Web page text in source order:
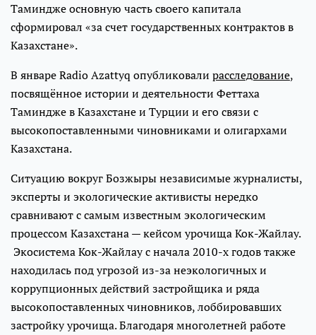
Таминдже основную часть своего капитала
сформировал «за счет государственных контрактов в
Казахстане».
В январе Radio Azattyq опубликовали расследование,
посвящённое истории и деятельности Феттаха
Таминдже в Казахстане и Турции и его связи с
высокопоставленными чиновниками и олигархами
Казахстана.
Ситуацию вокруг Бозжыры независимые журналисты,
эксперты и экологические активисты нередко
сравнивают с самым известным экологическим
процессом Казахстана — кейсом урочища Кок-Жайлау.
Экосистема Кок-Жайлау с начала 2010-х годов также
находилась под угрозой из-за неэкологичных и
коррупционных действий застройщика и ряда
высокопоставленных чиновников, лоббировавших
застройку урочища. Благодаря многолетней работе